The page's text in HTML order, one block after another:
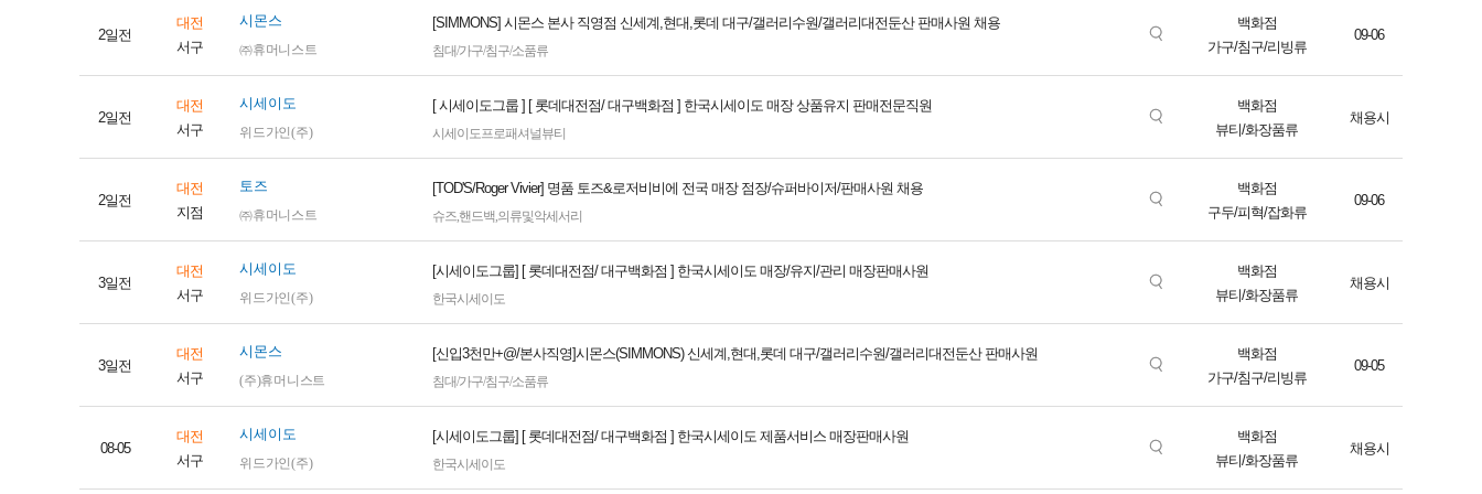
2일전
대전
서구
시몬스
㈜휴머니스트
[SIMMONS] 시몬스 본사 직영점 신세계,현대,롯데 대구/갤러리수원/갤러리대전둔산 판매사원 채용
침대/가구/침구/소품류
백화점
가구/침구/리빙류
09-06
2일전
대전
서구
시세이도
위드가인(주)
[ 시세이도그룹 ] [ 롯데대전점/ 대구백화점 ] 한국시세이도 매장 상품유지 판매전문직원
시세이도프로패셔널뷰티
백화점
뷰티/화장품류
채용시
2일전
대전
지점
토즈
㈜휴머니스트
[TOD'S/Roger Vivier] 명품 토즈&로저비비에 전국 매장 점장/슈퍼바이저/판매사원 채용
슈즈,핸드백,의류및악세서리
백화점
구두/피혁/잡화류
09-06
3일전
대전
서구
시세이도
위드가인(주)
[시세이도그룹] [ 롯데대전점/ 대구백화점 ] 한국시세이도 매장/유지/관리 매장판매사원
한국시세이도
백화점
뷰티/화장품류
채용시
3일전
대전
서구
시몬스
(주)휴머니스트
[신입3천만+@/본사직영]시몬스(SIMMONS) 신세계,현대,롯데 대구/갤러리수원/갤러리대전둔산 판매사원
침대/가구/침구/소품류
백화점
가구/침구/리빙류
09-05
08-05
대전
서구
시세이도
위드가인(주)
[시세이도그룹] [ 롯데대전점/ 대구백화점 ] 한국시세이도 제품서비스 매장판매사원
한국시세이도
백화점
뷰티/화장품류
채용시